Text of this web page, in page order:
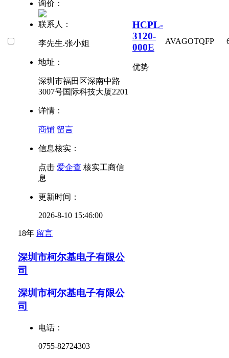
询价：
联系人：
李先生.张小姐
地址：
深圳市福田区深南中路
3007号国际科技大厦2201
详情：
商铺 留言
信息核实：
点击 爱企查 核实工商信
息
更新时间：
2026-8-10 15:46:00
18年 留言
HCPL-
3120-
000E
优势
AVAGOTQFP
深圳市柯尔基电子有限公
司
深圳市柯尔基电子有限公
司
电话：
0755-82724303